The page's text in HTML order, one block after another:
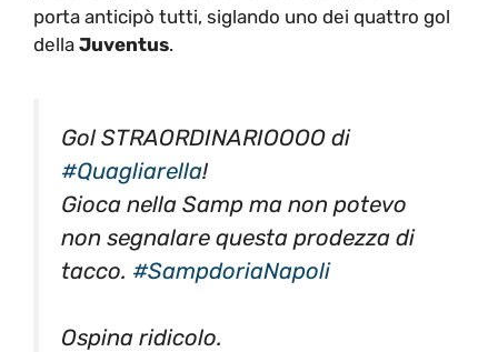
della Juventus .
#Quagliarella!
Gioca nella Samp ma non potevo
non segnalare questa prodezza di
tacco.#SampdoriaNapoli